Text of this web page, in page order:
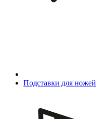
Подставки для ножей